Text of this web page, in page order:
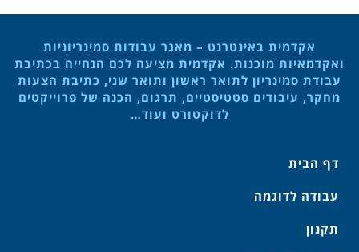
אקדמית באינטרנט – מאגר עבודות סמינריוניות
ואקדמאיות מוכנות. אקדמית מציעה לכם הנחייה בכתיבת
עבודת סמינריון לתואר ראשון ותואר שני, כתיבת הצעות
מחקר, עיבודים סטטיסטיים, תרגום, הכנה של פרוייקטים
לדוקטורט ועוד…
דף הבית
עבודה לדוגמה
תקנון